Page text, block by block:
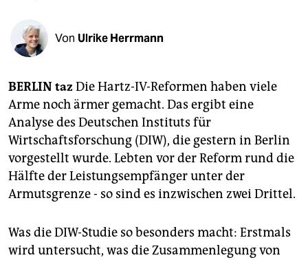
fragen & hilfe
abo
genossenschaft
epaper login
Von Ulrike Herrmann
BERLIN taz Die Hartz-IV-Reformen haben viele
Arme noch ärmer gemacht. Das ergibt eine
Analyse des Deutschen Instituts für
Wirtschaftsforschung (DIW), die gestern in Berlin
vorgestellt wurde. Lebten vor der Reform rund die
Hälfte der Leistungsempfänger unter der
Armutsgrenze - so sind es inzwischen zwei Drittel.
Was die DIW-Studie so besonders macht: Erstmals
wird untersucht, was die Zusammenlegung von